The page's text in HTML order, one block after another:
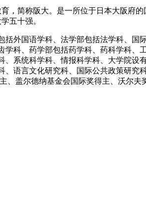
，简称阪大。是一所位于日本大阪府
五十强。
外国语学科、法学部包括法学科、国
科、药学部包括药学科、药科学科、
系统科学科、情报科学科、大学院设
语言文化研究科、国际公共政策研究
盖尔德纳基金会国际奖得主、沃尔